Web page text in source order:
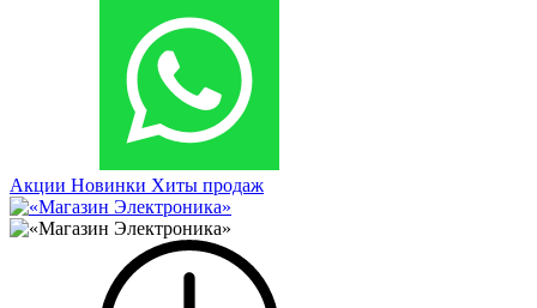
Акции Новинки Хиты продаж